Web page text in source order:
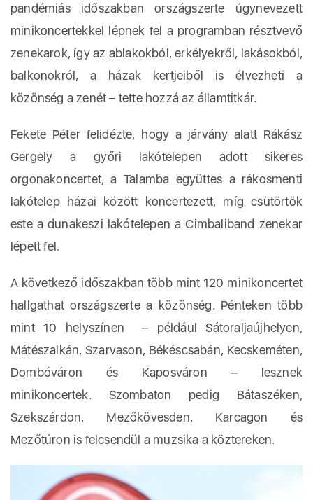
pandémiás időszakban országszerte úgynevezett
minikoncertekkel lépnek fel a programban résztvevő
zenekarok, így az ablakokból, erkélyekről, lakásokból,
balkonokról, a házak kertjeiből is élvezheti a
közönség a zenét – tette hozzá az államtitkár.
Fekete Péter felidézte, hogy a járvány alatt Rákász
Gergely a győri lakótelepen adott sikeres
orgonakoncertet, a Talamba együttes a rákosmenti
lakótelep házai között koncertezett, míg csütörtök
este a dunakeszi lakótelepen a Cimbaliband zenekar
lépett fel.
A következő időszakban több mint 120 minikoncertet
hallgathat országszerte a közönség. Pénteken több
mint 10 helyszínen – például Sátoraljaújhelyen,
Mátészalkán, Szarvason, Békéscsabán, Kecskeméten,
Dombóváron és Kaposváron – lesznek
minikoncertek. Szombaton pedig Bátaszéken,
Szekszárdon, Mezőkövesden, Karcagon és
Mezőtúron is felcsendül a muzsika a köztereken.